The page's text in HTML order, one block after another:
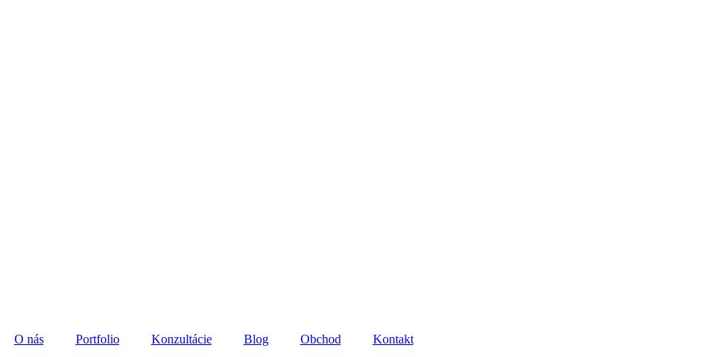
O nás Portfolio Konzultácie Blog Obchod Kontakt